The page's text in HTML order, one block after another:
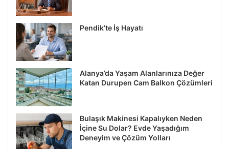
Pendik’te İş Hayatı
Alanya’da Yaşam Alanlarınıza Değer
Katan Durupen Cam Balkon Çözümleri
Bulaşık Makinesi Kapalıyken Neden
İçine Su Dolar? Evde Yaşadığım
Deneyim ve Çözüm Yolları